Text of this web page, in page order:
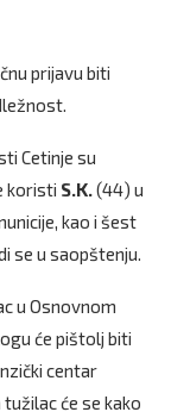
prijavu biti
Cetinje su
koristi S.K.(44) u
kao i šest
se u saopštenju.
u Osnovnom
će pištolj biti
centar
će se kako